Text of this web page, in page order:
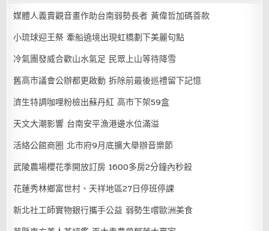
媒體人義賣觀音畫作助台南弱勢長者 黃偉哲加碼善款
小琉球迎王祭 牽船遶境出現虹橋劃下美麗句點
冷氣團發威合歡山水氣足 民眾上山等待降雪
舊高市議會公辦都更啟動 拆除前最後巡禮留下記憶
濟生特調咖哩粉檢出蘇丹紅 高市下架59盒
天文大潮影響 台南安平漁港邊水位滿溢
活絡公館商圈 北市府9月底擴大舉辦音樂節
武陵農場櫻花季開放訂房 1600多房2分鐘內秒殺
花蓮秀林鄉富世村、天祥地區27日停班停課
新北社工師實物銀行攜手公益 弱勢生嚐歐洲美食